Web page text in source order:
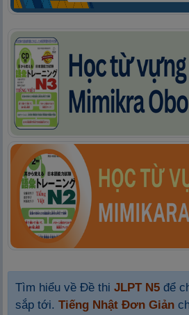
Tìm hiểu về Đề thiJLPT N5 để
sắp tới.Tiếng Nhật Đơn Giản